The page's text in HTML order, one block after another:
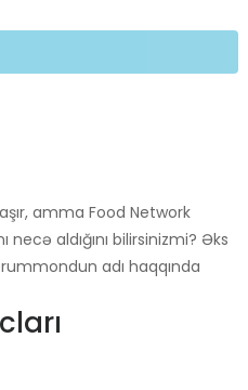
amma Food Network
aldığını bilirsinizmi? Əks
adı haqqında